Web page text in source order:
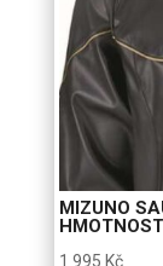
MIZUNO
1 995 Kč